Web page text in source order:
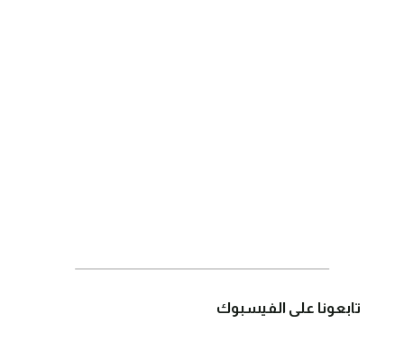
تابعونا على الفيسبوك